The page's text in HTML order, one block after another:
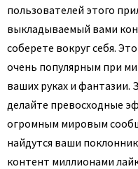
пользователей этого
выкладываемый вами
соберете вокруг себя.
очень популярным при
ваших руках и фантазии.
делайте превосходные
огромным мировым
найдутся ваши
контент миллионами